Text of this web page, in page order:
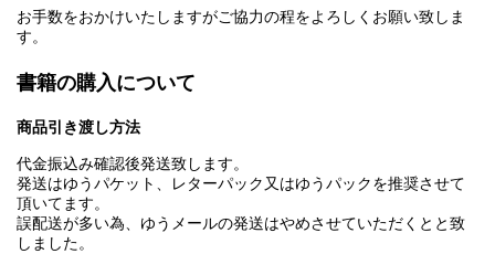
お手数をおかけいたしますがご協力の程をよろしくお願い致しま
す。
書籍の購入について
商品引き渡し方法
代金振込み確認後発送致します。
発送はゆうパケット、レターパック又はゆうパックを推奨させて
頂いてます。
誤配送が多い為、ゆうメールの発送はやめさせていただくとと致
しました。